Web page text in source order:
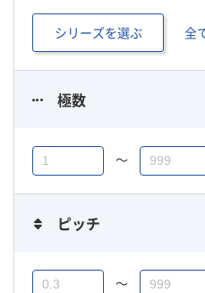
シリーズを選ぶ 全
極数
〜
ピッチ
〜